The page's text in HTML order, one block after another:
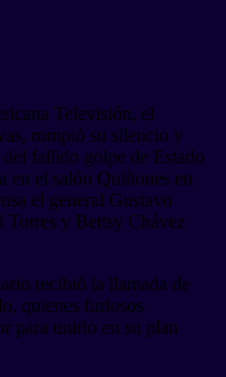
Televisión, el
rompió su silencio y
fallido golpe de Estado
en el salón Quiñones en
el general Gustavo
y Bettsy Chávez
recibió la llamada de
quienes furiosos
para unirlo en su plan